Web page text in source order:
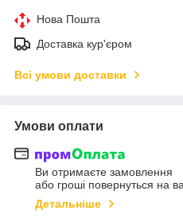
Нова Пошта
Доставка кур'єром
Всі умови доставки
Умови оплати
Ви отримаєте замовлення
або гроші повернуться на
Детальніше